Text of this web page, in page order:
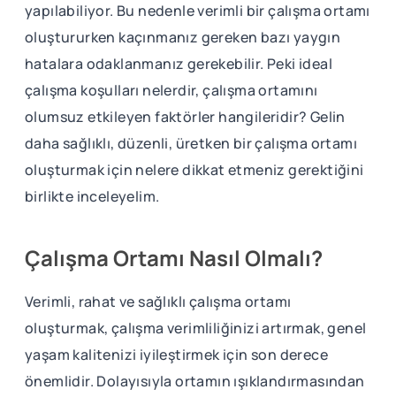
yapılabiliyor. Bu nedenle verimli bir çalışma ortamı
oluştururken kaçınmanız gereken bazı yaygın
hatalara odaklanmanız gerekebilir. Peki ideal
çalışma koşulları nelerdir, çalışma ortamını
olumsuz etkileyen faktörler hangileridir? Gelin
daha sağlıklı, düzenli, üretken bir çalışma ortamı
oluşturmak için nelere dikkat etmeniz gerektiğini
birlikte inceleyelim.
Çalışma Ortamı Nasıl Olmalı?
Verimli, rahat ve sağlıklı çalışma ortamı
oluşturmak, çalışma verimliliğinizi artırmak, genel
yaşam kalitenizi iyileştirmek için son derece
önemlidir. Dolayısıyla ortamın ışıklandırmasından